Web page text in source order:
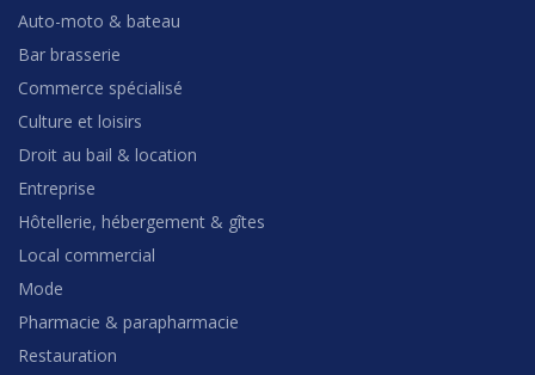
Auto-moto & bateau
Bar brasserie
Commerce spécialisé
Culture et loisirs
Droit au bail & location
Entreprise
Hôtellerie, hébergement & gîtes
Local commercial
Mode
Pharmacie & parapharmacie
Restauration